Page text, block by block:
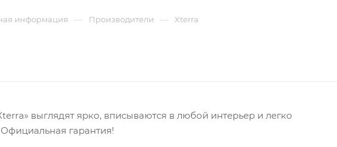
информация — Производители — Xterra
выглядят ярко, вписываются в любой интерьер и легко
гарантия!